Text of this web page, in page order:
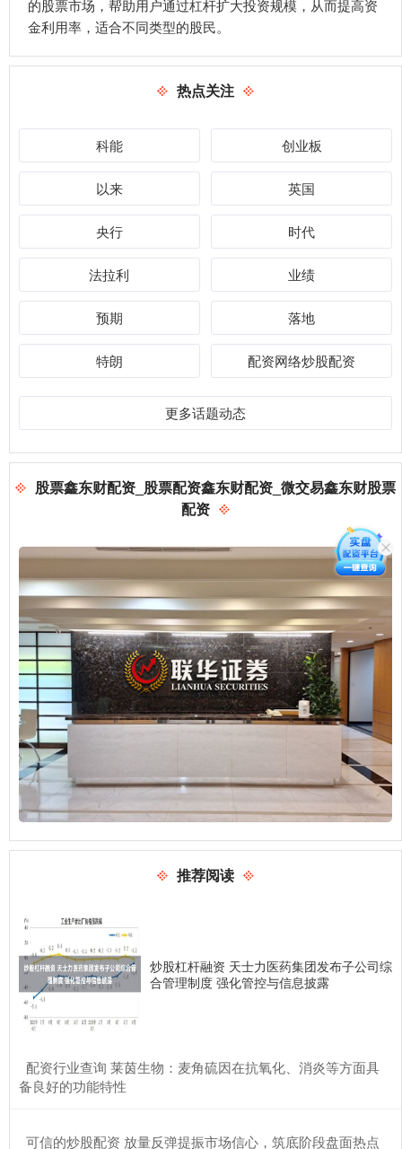
的股票市场，帮助用户通过杠杆扩大投资规模，从而提高资
金利用率，适合不同类型的股民。
热点关注
科能 创业板
以来 英国
央行 时代
法拉利 业绩
预期 落地
特朗 配资网络炒股配资
更多话题动态
股票鑫东财配资_股票配资鑫东财配资_微交易鑫东财股票
配资
推荐阅读
炒股杠杆融资 天士力医药集团发布子公司综
合管理制度 强化管控与信息披露
​配资行业查询 莱茵生物：麦角硫因在抗氧化、消炎等方面具
备良好的功能特性
​可信的炒股配资 放量反弹提振市场信心，筑底阶段盘面热点